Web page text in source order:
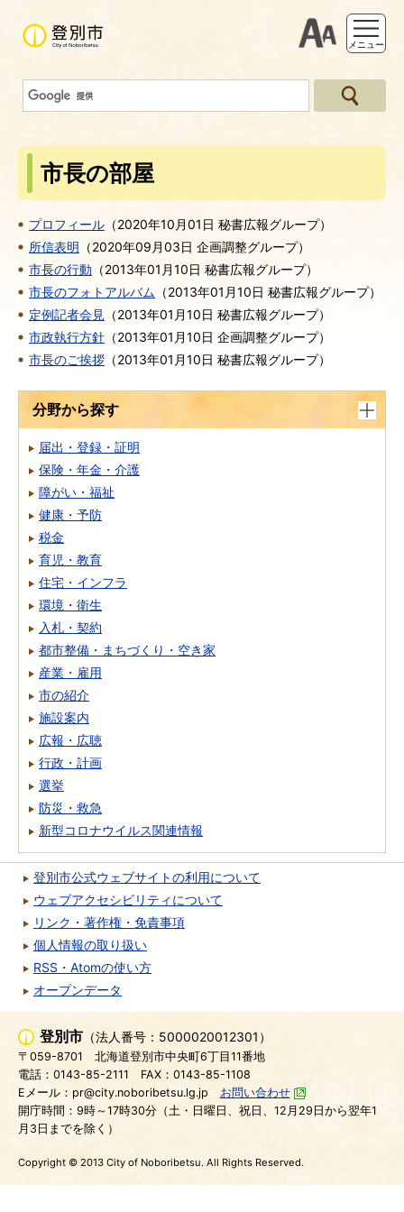
支援ツー
メニュー
市長の部屋
プロフィール （2020年10月01日 秘書広報グループ）
所信表明 （2020年09月03日 企画調整グループ）
市長の行動 （2013年01月10日 秘書広報グループ）
市長のフォトアルバム （2013年01月10日 秘書広報グループ）
定例記者会見 （2013年01月10日 秘書広報グループ）
市政執行方針 （2013年01月10日 企画調整グループ）
市長のご挨拶 （2013年01月10日 秘書広報グループ）
分野から探す
届出・登録・証明
保険・年金・介護
障がい・福祉
健康・予防
税金
育児・教育
住宅・インフラ
環境・衛生
入札・契約
都市整備・まちづくり・空き家
産業・雇用
市の紹介
施設案内
広報・広聴
行政・計画
選挙
防災・救急
新型コロナウイルス関連情報
登別市公式ウェブサイトの利用について
ウェブアクセシビリティについて
リンク・著作権・免責事項
個人情報の取り扱い
RSS・Atomの使い方
オープンデータ
登別市 （法人番号：5000020012301）
〒059-8701
北海道登別市中央町6丁目11番地
電話：0143-85-2111
FAX：0143-85-1108
Eメール：pr@city.noboribetsu.lg.jp
お問い合わせ
開庁時間：9時～17時30分（土・日曜日、祝日、12月29日から翌年1
月3日までを除く）
Copyright © 2013 City of Noboribetsu. All Rights Reserved.